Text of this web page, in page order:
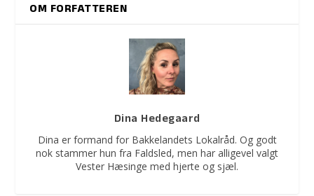
OM FORFATTEREN
Dina Hedegaard
Dina er formand for Bakkelandets Lokalråd. Og godt
nok stammer hun fra Faldsled, men har alligevel valgt
Vester Hæsinge med hjerte og sjæl.